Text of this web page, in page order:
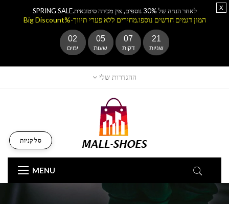
ההגדרות שלי
MENU
סל קניות
לאחר הנחה של 30% נוספים, אין מכירה סיטונאית.SPRING SALE
המון דגמים חדשים נוספו.מחירים ללא פערי תיווך-%Big Discount
02
ימים
05
שעות
07
דקות
19
שניות
x